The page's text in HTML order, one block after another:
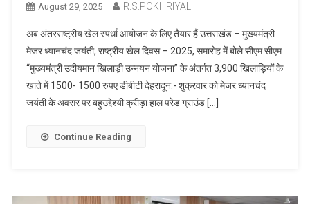
August 29, 2025 R.S.POKHRIYAL
अब अंतरराष्ट्रीय खेल स्पर्धा आयोजन के लिए तैयार हैं उत्तराखंड – मुख्यमंत्री
मेजर ध्यानचंद जयंती, राष्ट्रीय खेल दिवस – 2025, समारोह में बोले सीएम सीएम
“मुख्यमंत्री उदीयमान खिलाड़ी उन्नयन योजना” के अंतर्गत 3,900 खिलाड़ियों के
खाते में 1500- 1500 रुपए डीबीटी देहरादून:- शुक्रवार को मेजर ध्यानचंद
जयंती के अवसर पर बहुउद्देश्यी क्रीड़ा हाल परेड ग्राउंड […]
Continue Reading